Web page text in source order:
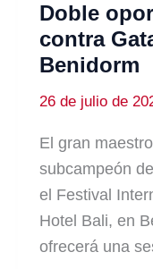
Doble
contra
Benidorm
26 de julio de
El gran
subcampeón
el Festival
Hotel Bali, en
ofrecerá una